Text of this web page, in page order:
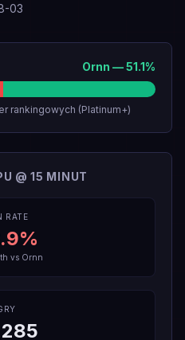
03
Ornn —51.1%
rankingowych (Platinum+)
@ 15 MINUT
RATE
%
vs Ornn